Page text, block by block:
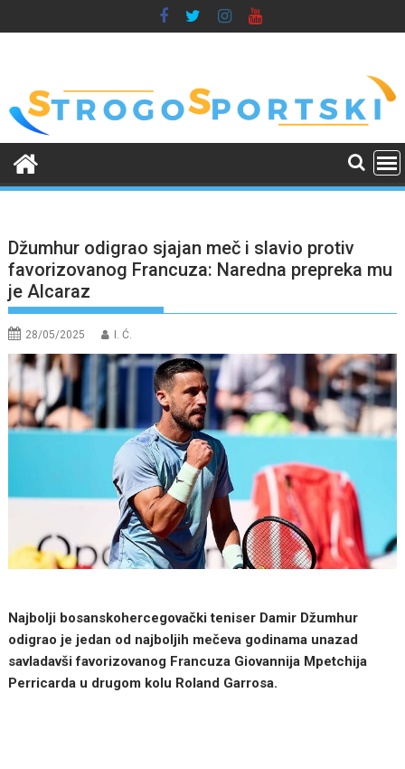
to
Džumhur odigrao sjajan meč i slavio protiv
favorizovanog Francuza: Naredna prepreka mu
je Alcaraz
28/05/2025 I. Ć.
Najbolji bosanskohercegovački teniser Damir Džumhur
odigrao je jedan od najboljih mečeva godinama unazad
savladavši favorizovanog Francuza Giovannija Mpetchija
Perricarda u drugom kolu Roland Garrosa.